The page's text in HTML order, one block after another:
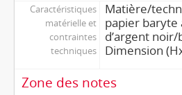
Caractéristiques
matérielle et
contraintes
techniques
Matière/
papier baryte
d’argent noir/
Dimension
Zone des notes